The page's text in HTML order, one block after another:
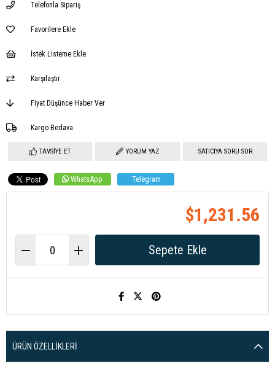
Telefonla Sipariş
Favorilere Ekle
İstek Listeme Ekle
Karşılaştır
Fiyat Düşünce Haber Ver
Kargo Bedava
TAVSIYE ET YORUM YAZ SATICIYA SORU SOR
WhatsApp Telegram
$1,231.56
ÜRÜN ÖZELLIKLERI